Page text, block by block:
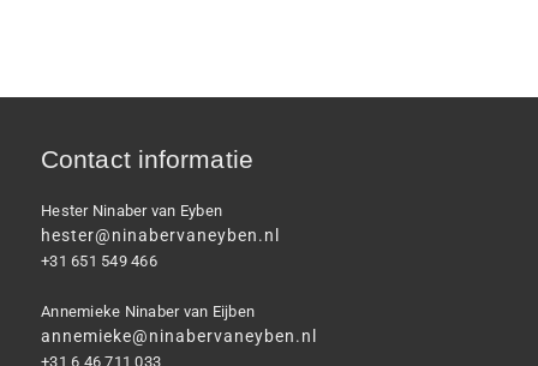
Contact informatie
Hester Ninaber van Eyben
hester@ninabervaneyben.nl
+31 651 549 466
Annemieke Ninaber van Eijben
annemieke@ninabervaneyben.nl
+31 6 46 711 033